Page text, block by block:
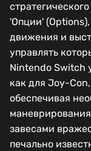
'Опции'
движения и
управлять
Nintendo Switch
как для Joy-
обеспечивая
завесами
печально